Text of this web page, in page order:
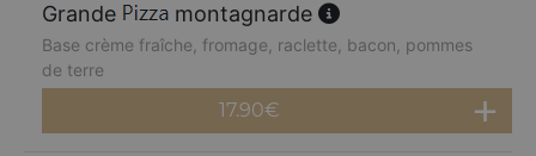
Grande montagnarde
Base crème fraîche, fromage, raclette, bacon, pommes
de terre
17.90€